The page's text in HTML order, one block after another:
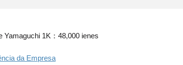
Yamaguchi 1K：48,000 ienes
da Empresa